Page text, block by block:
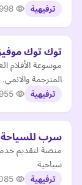
ترفيهية
توك توك
موسوعة الأفلام
المترجمة والانمي.
ترفيهية
سرب للسياحة
منصة لتقديم
سياحية
ترفيهية